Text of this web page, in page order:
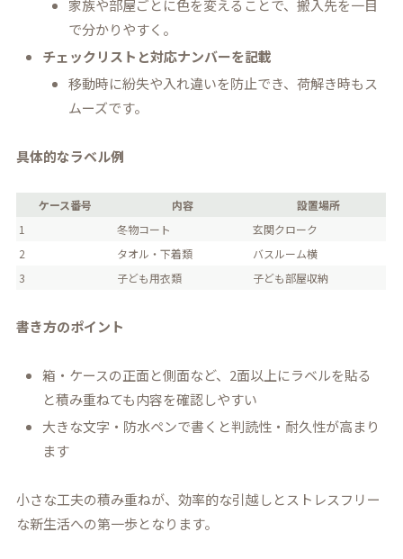
家族や部屋ごとに色を変えることで、搬入先を一目
で分かりやすく。
チェックリストと対応ナンバーを記載
移動時に紛失や入れ違いを防止でき、荷解き時もス
ムーズです。
具体的なラベル例
ケース番号 内容
設置場所
1
冬物コート
玄関クローク
2
タオル・下着類
バスルーム横
3
子ども用衣類 子ども部屋収納
書き方のポイント
箱・ケースの正面と側面など、2面以上にラベルを貼る
と積み重ねても内容を確認しやすい
大きな文字・防水ペンで書くと判読性・耐久性が高まり
ます
小さな工夫の積み重ねが、効率的な引越しとストレスフリー
な新生活への第一歩となります。